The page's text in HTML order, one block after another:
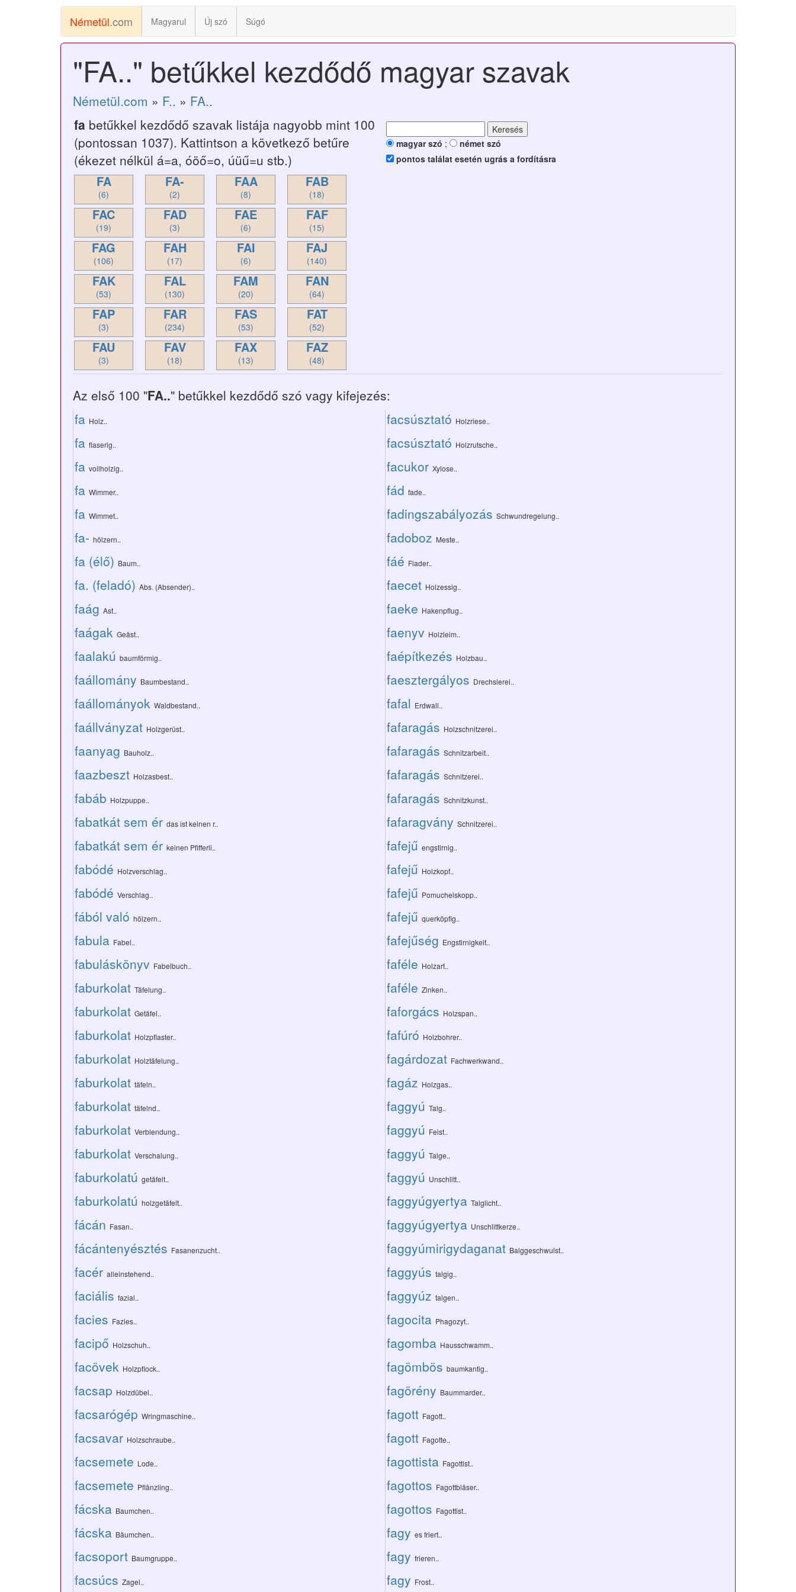
Németül.com Magyarul Új szó Súgó
"FA.." betűkkel kezdődő magyar szavak
Németül.com » F.. » FA..
fa betűkkel kezdődő szavak listája nagyobb mint 100
(pontossan 1037). Kattintson a következő betűre
(ékezet nélkül á=a, óöő=o, úüű=u stb.)
FA
(6)
FA-
(2)
FAA
(8)
FAB
(18)
FAC
(19)
FAD
(3)
FAE
(6)
FAF
(15)
FAG
(106)
FAH
(17)
FAI
(6)
FAJ
(140)
FAK
(53)
FAL
(130)
FAM
(20)
FAN
(64)
FAP
(3)
FAR
(234)
FAS
(53)
FAT
(52)
FAU
(3)
FAV
(18)
FAX
(13)
FAZ
(48)
magyar szó ;
német szó
pontos találat esetén ugrás a fordításra
Az első 100 "FA.." betűkkel kezdődő szó vagy kifejezés:
fa Holz..
fa flaserig..
fa vollholzig..
fa Wimmer..
fa Wimmet..
fa- hölzern..
fa (élő) Baum..
fa. (feladó) Abs. (Absender)..
faág Ast..
faágak Geäst..
faalakú baumförmig..
faállomány Baumbestand..
faállományok Waldbestand..
faállványzat Holzgerüst..
faanyag Bauholz..
faazbeszt Holzasbest..
fabáb Holzpuppe..
fabatkát sem ér das ist keinen r..
fabatkát sem ér keinen Pfifferli..
fabódé Holzverschlag..
fabódé Verschlag..
fából való hölzern..
fabula Fabel..
fabuláskönyv Fabelbuch..
faburkolat Täfelung..
faburkolat Getäfel..
faburkolat Holzpflaster..
faburkolat Holztäfelung..
faburkolat täfeln..
faburkolat täfelnd..
faburkolat Verblendung..
faburkolat Verschalung..
faburkolatú getäfelt..
faburkolatú holzgetäfelt..
fácán Fasan..
fácántenyésztés Fasanenzucht..
facér alleinstehend..
faciális fazial..
facies Fazies..
facipő Holzschuh..
facövek Holzpflock..
facsap Holzdübel..
facsarógép Wringmaschine..
facsavar Holzschraube..
facsemete Lode..
facsemete Pflänzling..
fácska Baumchen..
fácska Bäumchen..
facsoport Baumgruppe..
facsúcs Zagel..
facsúsztató Holzriese..
facsúsztató Holzrutsche..
facukor Xylose..
fád fade..
fadingszabályozás Schwundregelung..
fadoboz Meste..
fáé Flader..
faecet Holzessig..
faeke Hakenpflug..
faenyv Holzleim..
faépítkezés Holzbau..
faesztergályos Drechslerei..
fafal Erdwall..
fafaragás Holzschnitzerei..
fafaragás Schnitzarbeit..
fafaragás Schnitzerei..
fafaragás Schnitzkunst..
fafaragvány Schnitzerei..
fafejű engstirnig..
fafejű Holzkopf..
fafejű Pomuchelskopp..
fafejű querköpfig..
fafejűség Engstirnigkeit..
faféle Holzart..
faféle Zinken..
faforgács Holzspan..
fafúró Holzbohrer..
fagárdozat Fachwerkwand..
fagáz Holzgas..
faggyú Talg..
faggyú Feist..
faggyú Talge..
faggyú Unschlitt..
faggyúgyertya Talglicht..
faggyúgyertya Unschlittkerze..
faggyúmirigydaganat Balggeschwulst..
faggyús talgig..
faggyúz talgen..
fagocita Phagozyt..
fagomba Hausschwamm..
fagömbös baumkantig..
fagörény Baummarder..
fagott Fagott..
fagott Fagotte..
fagottista Fagottist..
fagottos Fagottbläser..
fagottos Fagottist..
fagy es friert..
fagy frieren..
fagy Frost..